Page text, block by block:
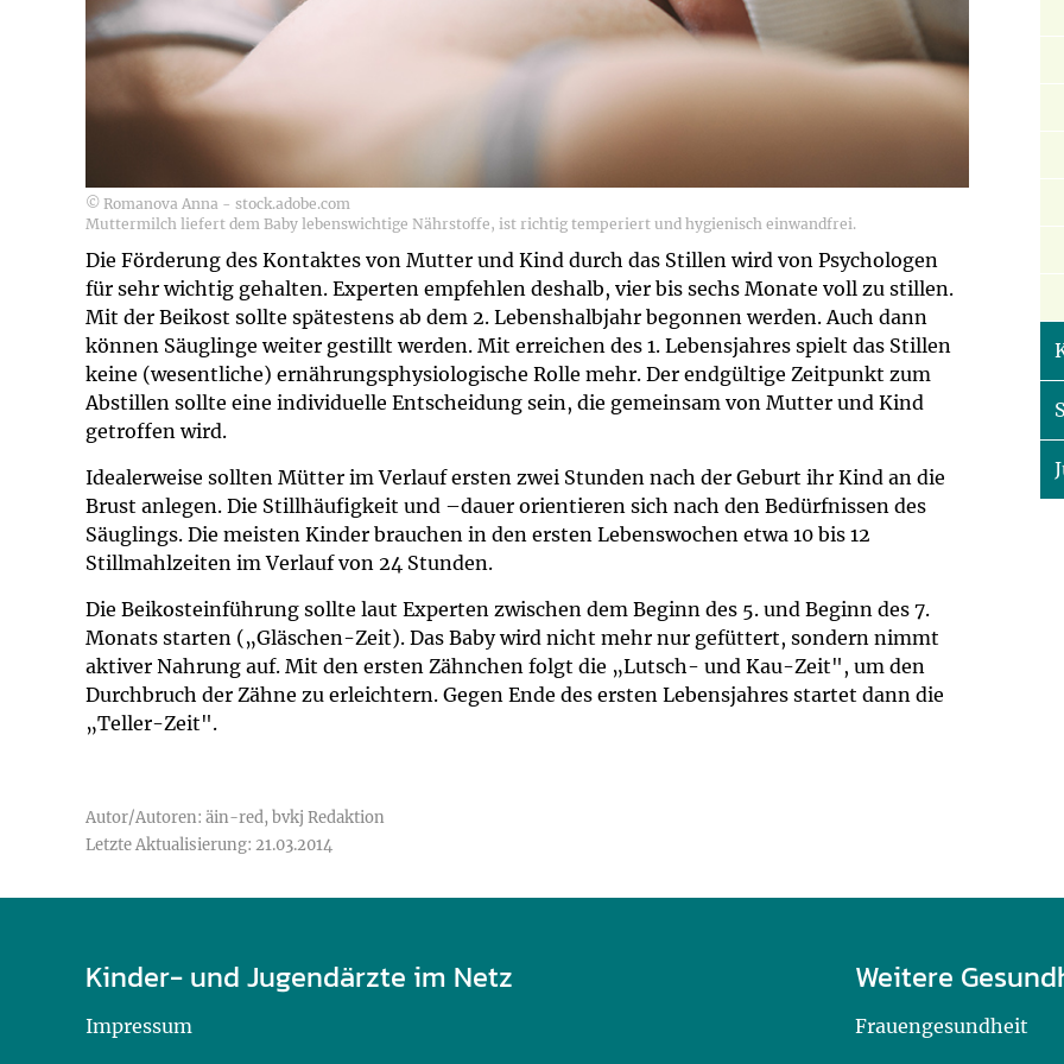
© Romanova Anna - stock.adobe.com
Muttermilch liefert dem Baby lebenswichtige Nährstoffe, ist richtig temperiert und hygienisch einwandfrei.
Die Förderung des Kontaktes von Mutter und Kind durch das Stillen wird von Psychologen
für sehr wichtig gehalten. Experten empfehlen deshalb, vier bis sechs Monate voll zu stillen.
Mit der Beikost sollte spätestens ab dem 2. Lebenshalbjahr begonnen werden. Auch dann
können Säuglinge weiter gestillt werden. Mit erreichen des 1. Lebensjahres spielt das Stillen
keine (wesentliche) ernährungsphysiologische Rolle mehr. Der endgültige Zeitpunkt zum
Abstillen sollte eine individuelle Entscheidung sein, die gemeinsam von Mutter und Kind
getroffen wird.
Idealerweise sollten Mütter im Verlauf ersten zwei Stunden nach der Geburt ihr Kind an die
Brust anlegen. Die Stillhäufigkeit und –dauer orientieren sich nach den Bedürfnissen des
Säuglings. Die meisten Kinder brauchen in den ersten Lebenswochen etwa 10 bis 12
Stillmahlzeiten im Verlauf von 24 Stunden.
Die Beikosteinführung sollte laut Experten zwischen dem Beginn des 5. und Beginn des 7.
Monats starten („Gläschen-Zeit). Das Baby wird nicht mehr nur gefüttert, sondern nimmt
aktiver Nahrung auf. Mit den ersten Zähnchen folgt die „Lutsch- und Kau-Zeit", um den
Durchbruch der Zähne zu erleichtern. Gegen Ende des ersten Lebensjahres startet dann die
„Teller-Zeit".
Autor/Autoren: äin-red, bvkj Redaktion
Letzte Aktualisierung: 21.03.2014
Kinder- und Jugendärzte im Netz
Impressum
Weitere
Frauengesundheit